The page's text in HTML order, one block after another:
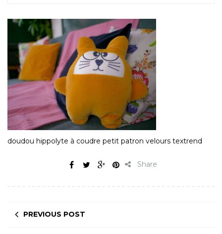
doudou hippolyte à coudre petit patron velours textrend
Share
PREVIOUS POST